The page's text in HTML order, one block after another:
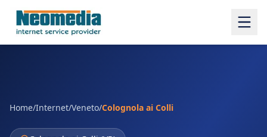
Home/Internet/Veneto/Colognola ai Colli